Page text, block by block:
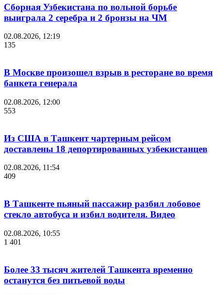
Сборная Узбекистана по вольной борьбе
выиграла 2 серебра и 2 бронзы на ЧМ
02.08.2026, 12:19
135
В Москве произошел взрыв в ресторане во время
банкета генерала
02.08.2026, 12:00
553
Из США в Ташкент чартерным рейсом
доставлены 18 депортированных узбекистанцев
02.08.2026, 11:54
409
В Ташкенте пьяный пассажир разбил лобовое
стекло автобуса и избил водителя. Видео
02.08.2026, 10:55
1 401
Более 33 тысяч жителей Ташкента временно
останутся без питьевой воды